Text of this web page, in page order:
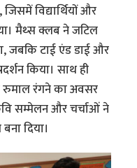
विद्यार्थियों और
मैथ्स क्लब ने जटिल
जबकि टाई एंड डाई और
किया। साथ ही
रंगने का अवसर
सम्मेलन और चर्चाओं ने
दिया।